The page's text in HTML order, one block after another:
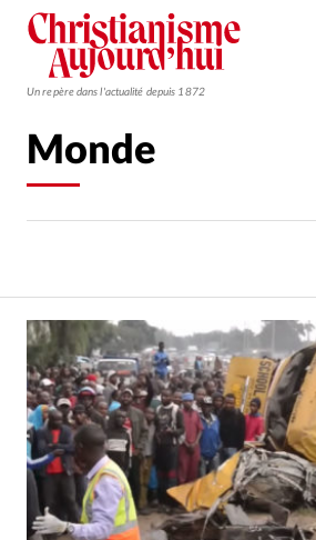
Un repère dans l'actualité depuis 1872
Tous les articles
Faire un don
Emploi
Se connecter
Édition: Suisse
Monde